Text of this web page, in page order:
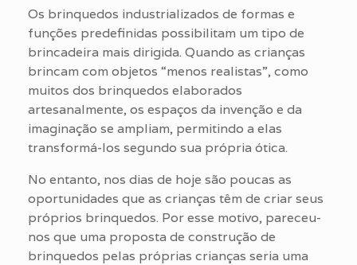
Os brinquedos industrializados de formas e
funções predefinidas possibilitam um tipo de
brincadeira mais dirigida. Quando as crianças
brincam com objetos “menos realistas”, como
muitos dos brinquedos elaborados
artesanalmente, os espaços da invenção e da
imaginação se ampliam, permitindo a elas
transformá-los segundo sua própria ótica.
No entanto, nos dias de hoje são poucas as
oportunidades que as crianças têm de criar seus
próprios brinquedos. Por esse motivo, pareceu-
nos que uma proposta de construção de
brinquedos pelas próprias crianças seria uma